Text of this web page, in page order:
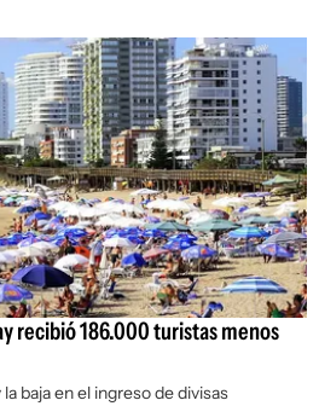
recibió 186.000 turistas menos
baja en el ingreso de divisas